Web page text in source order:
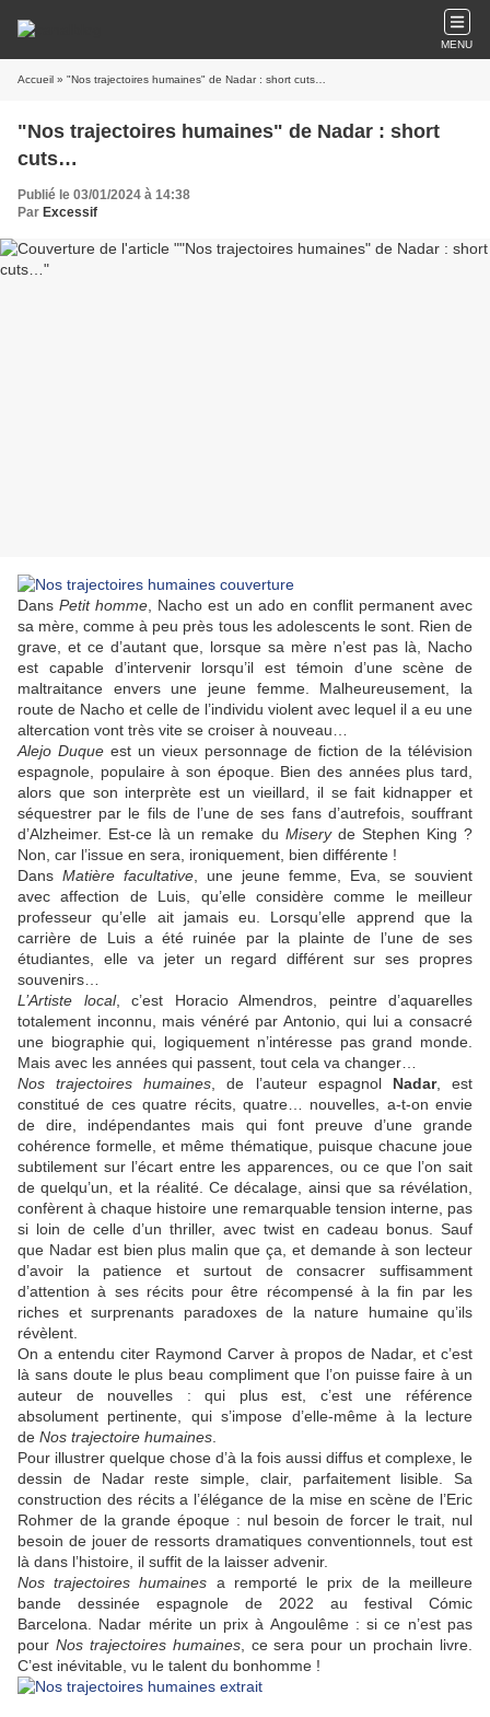
MENU
Accueil » "Nos trajectoires humaines" de Nadar : short cuts…
"Nos trajectoires humaines" de Nadar : short
cuts…
Publié le 03/01/2024 à 14:38
Par Excessif
DansPetit homme , Nacho est un ado en conflit permanent avec
sa mère, comme à peu près tous les adolescents le sont. Rien de
grave, et ce d’autant que, lorsque sa mère n’est pas là, Nacho
est capable d’intervenir lorsqu’il est témoin d’une scène de
maltraitance envers une jeune femme. Malheureusement, la
route de Nacho et celle de l’individu violent avec lequel il a eu une
altercation vont très vite se croiser à nouveau…
Alejo Duque est un vieux personnage de fiction de la télévision
espagnole, populaire à son époque. Bien des années plus tard,
alors que son interprète est un vieillard, il se fait kidnapper et
séquestrer par le fils de l’une de ses fans d’autrefois, souffrant
d’Alzheimer. Est-ce là un remake du Misery de Stephen King?
Non, car l’issue en sera, ironiquement, bien différente !
Dans Matière facultative , une jeune femme, Eva, se souvient
avec affection de Luis, qu’elle considère comme le meilleur
professeur qu’elle ait jamais eu. Lorsqu’elle apprend que la
carrière de Luis a été ruinée par la plainte de l’une de ses
étudiantes, elle va jeter un regard différent sur ses propres
souvenirs…
L’Artiste local, c’est Horacio Almendros, peintre d’aquarelles
totalement inconnu, mais vénéré par Antonio, qui lui a consacré
une biographie qui, logiquement n’intéresse pas grand monde.
Mais avec les années qui passent, tout cela va changer…
Nos trajectoires humaines , de l’auteur espagnol Nadar, est
constitué de ces quatre récits, quatre… nouvelles, a-t-on envie
de dire, indépendantes mais qui font preuve d’une grande
cohérence formelle, et même thématique, puisque chacune joue
subtilement sur l’écart entre les apparences, ou ce que l’on sait
de quelqu’un, et la réalité. Ce décalage, ainsi que sa révélation,
confèrent à chaque histoire une remarquable tension interne, pas
si loin de celle d’un thriller, avec twist en cadeau bonus. Sauf
que Nadar est bien plus malin que ça, et demande à son lecteur
d’avoir la patience et surtout de consacrer suffisamment
d’attention à ses récits pour être récompensé à la fin par les
riches et surprenants paradoxes de la nature humaine qu’ils
révèlent.
On a entendu citer Raymond Carver à propos de Nadar, et c’est
là sans doute le plus beau compliment que l’on puisse faire à un
auteur de nouvelles : qui plus est, c’est une référence
absolument pertinente, qui s’impose d’elle-même à la lecture
de Nos trajectoire humaines
Pour illustrer quelque chose d’à la fois aussi diffus et complexe, le
dessin de Nadar reste simple, clair, parfaitement lisible. Sa
construction des récits a l’élégance de la mise en scène de l’Eric
Rohmer de la grande époque : nul besoin de forcer le trait, nul
besoin de jouer de ressorts dramatiques conventionnels, tout est
là dans l’histoire, il suffit de la laisser advenir.
Nos trajectoires humaines a remporté le prix de la meilleure
bande dessinée espagnole de 2022 au festival Cómic
Barcelona. Nadar mérite un prix à Angoulême : si ce n’est pas
pour Nos trajectoires humaines, ce sera pour un prochain livre.
C’est inévitable, vu le talent du bonhomme !